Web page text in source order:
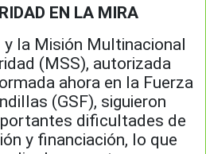
EN LA MIRA
la Misión Multinacional
(MSS), autorizada
ahora en la Fuerza
(GSF), siguieron
dificultades de
y financiación, lo que